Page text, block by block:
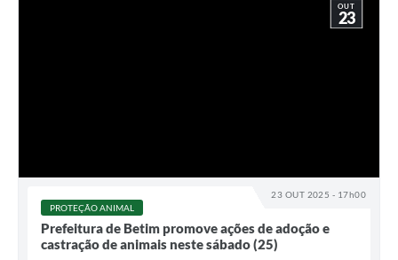
23 OUT 2025 - 17h00
OUT
23
PROTEÇÃO ANIMAL
Prefeitura de Betim promove ações de adoção e
castração de animais neste sábado (25)